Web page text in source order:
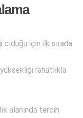
için ilk sırada
rahatlıkla
alanında tercih